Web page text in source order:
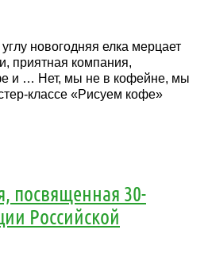
новогодняя елка мерцает
приятная компания,
и … Нет, мы не в кофейне, мы
классе «Рисуем кофе»
посвященная 30-
Российской